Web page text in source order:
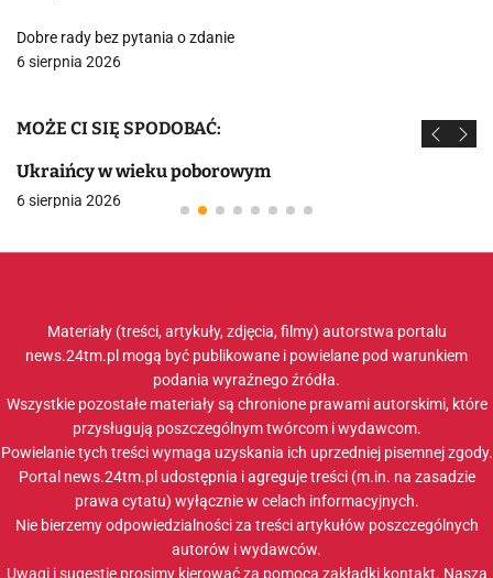
Dobre rady bez pytania o zdanie
6 sierpnia 2026
MOŻE CI SIĘ SPODOBAĆ:
Ukraińcy w wieku poborowym
6 sierpnia 2026
Materiały (treści, artykuły, zdjęcia, filmy) autorstwa portalu
news.24tm.pl mogą być publikowane i powielane pod warunkiem
podania wyraźnego źródła.
Wszystkie pozostałe materiały są chronione prawami autorskimi, które
przysługują poszczególnym twórcom i wydawcom.
Powielanie tych treści wymaga uzyskania ich uprzedniej pisemnej zgody.
Portal news.24tm.pl udostępnia i agreguje treści (m.in. na zasadzie
prawa cytatu) wyłącznie w celach informacyjnych.
Nie bierzemy odpowiedzialności za treści artykułów poszczególnych
autorów i wydawców.
Uwagi i sugestie prosimy kierować za pomocą zakładki kontakt. Nasza